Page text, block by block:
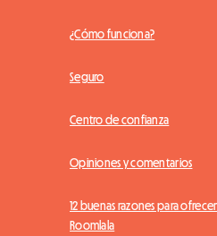
¿Cómo funciona?
Seguro
Centro de confianza
Opiniones y comentarios
12 buenas razones para
Roomlala